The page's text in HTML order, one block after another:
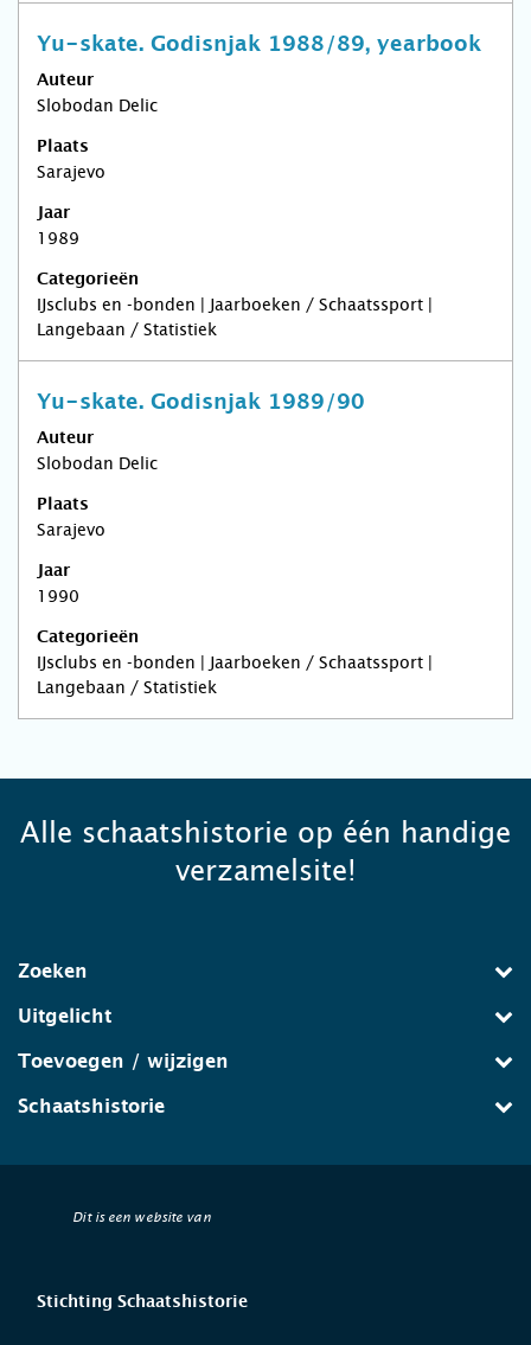
Yu-skate. Godisnjak 1988/89, yearbook
Auteur
Slobodan Delic
Plaats
Sarajevo
Jaar
1989
Categorieën
IJsclubs en -bonden | Jaarboeken / Schaatssport |
Langebaan / Statistiek
Yu-skate. Godisnjak 1989/90
Auteur
Slobodan Delic
Plaats
Sarajevo
Jaar
1990
Categorieën
IJsclubs en -bonden | Jaarboeken / Schaatssport |
Langebaan / Statistiek
Alle schaatshistorie op één handige
verzamelsite!
Zoeken
Uitgelicht
Toevoegen / wijzigen
Schaatshistorie
Dit is een website van
Stichting Schaatshistorie